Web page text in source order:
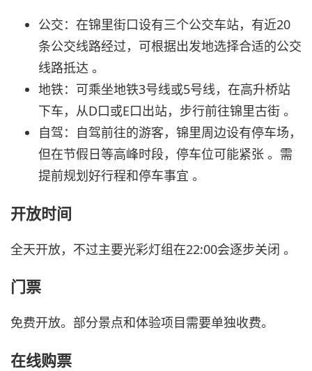
公交：在锦里街口设有三个公交车站，有近20
条公交线路经过，可根据出发地选择合适的公交
线路抵达 。
地铁：可乘坐地铁3号线或5号线，在高升桥站
下车，从D口或E口出站，步行前往锦里古街 。
自驾：自驾前往的游客，锦里周边设有停车场，
但在节假日等高峰时段，停车位可能紧张 。需
提前规划好行程和停车事宜 。
开放时间
全天开放，不过主要光彩灯组在22:00会逐步关闭 。
门票
免费开放。部分景点和体验项目需要单独收费。
在线购票